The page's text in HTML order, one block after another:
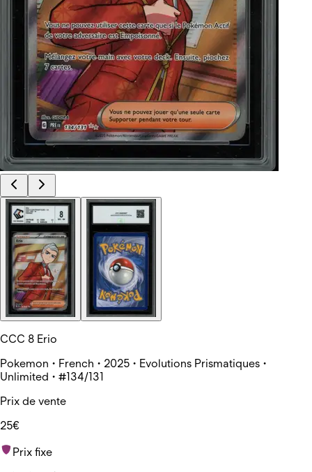
CCC 8 Erio
Pokemon • French • 2025 • Evolutions Prismatiques •
Unlimited • #134/131
Prix de vente
25€
Prix fixe